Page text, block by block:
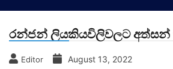
රන්ජන් ලියකියවිලිවලට අත්සන්
Editor August 13, 2022